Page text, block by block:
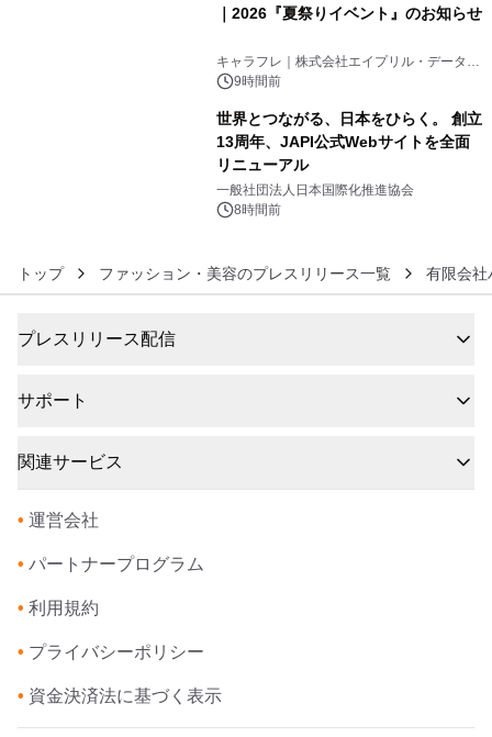
｜2026『夏祭りイベント』のお知らせ
キャラフレ｜株式会社エイプリル・データ・
デザインズ
9時間前
世界とつながる、日本をひらく。 創立
13周年、JAPI公式Webサイトを全面
リニューアル
一般社団法人日本国際化推進協会
8時間前
トップ ファッション・美容のプレスリリース一覧 有限会社
プレスリリース配信
サポート
関連サービス
• 運営会社
• パートナープログラム
• 利用規約
• プライバシーポリシー
• 資金決済法に基づく表示